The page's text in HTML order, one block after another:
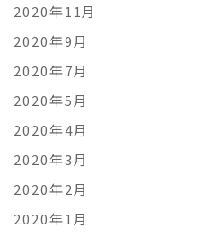
2020年11月
2020年9月
2020年7月
2020年5月
2020年4月
2020年3月
2020年2月
2020年1月